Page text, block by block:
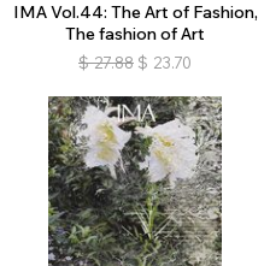
IMA Vol.44: The Art of Fashion,
The fashion of Art
$ 27.88 $ 23.70